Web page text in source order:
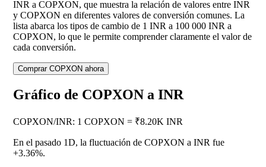
INR a COPXON, que muestra la relación de valores entre INR
y COPXON en diferentes valores de conversión comunes. La
lista abarca los tipos de cambio de 1 INR a 100 000 INR a
COPXON, lo que le permite comprender claramente el valor de
cada conversión.
Comprar COPXON ahora
Gráfico de COPXON a INR
COPXON/INR: 1 COPXON = ₹8.20K INR
En el pasado 1D, la fluctuación de COPXON a INR fue
+3.36%.